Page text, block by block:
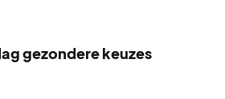
gezondere keuzes